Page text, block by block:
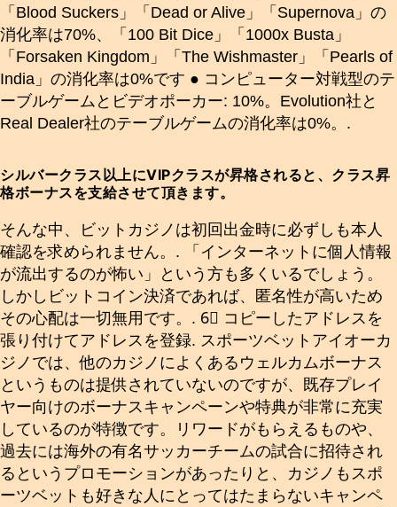
「Blood Suckers」「Dead or Alive」「Supernova」の
消化率は70%、「100 Bit Dice」「1000x Busta」
「Forsaken Kingdom」「The Wishmaster」「Pearls of
India」の消化率は0%です ● コンピューター対戦型のテ
ーブルゲームとビデオポーカー: 10%。Evolution社と
Real Dealer社のテーブルゲームの消化率は0%。.
シルバークラス以上にVIPクラスが昇格されると、クラス昇
格ボーナスを支給させて頂きます。
そんな中、ビットカジノは初回出金時に必ずしも本人
確認を求められません。. 「インターネットに個人情報
が流出するのが怖い」という方も多くいるでしょう。
しかしビットコイン決済であれば、匿名性が高いため
その心配は一切無用です。. 6⃣ コピーしたアドレスを
張り付けてアドレスを登録. スポーツベットアイオーカ
ジノでは、他のカジノによくあるウェルカムボーナス
というものは提供されていないのですが、既存プレイ
ヤー向けのボーナスキャンペーンや特典が非常に充実
しているのが特徴です。リワードがもらえるものや、
過去には海外の有名サッカーチームの試合に招待され
るというプロモーションがあったりと、カジノもスポ
ーツベットも好きな人にとってはたまらないキャンペ